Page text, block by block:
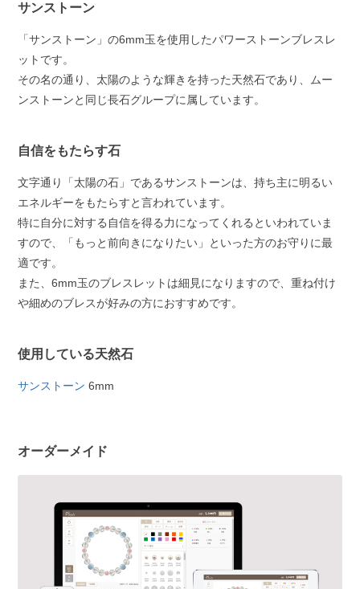
サンストーン
「サンストーン」の6mm玉を使用したパワーストーンブレスレ
ットです。
その名の通り、太陽のような輝きを持った天然石であり、ムー
ンストーンと同じ長石グループに属しています。
自信をもたらす石
文字通り「太陽の石」であるサンストーンは、持ち主に明るい
エネルギーをもたらすと言われています。
特に自分に対する自信を得る力になってくれるといわれていま
すので、「もっと前向きになりたい」といった方のお守りに最
適です。
また、6mm玉のブレスレットは細見になりますので、重ね付け
や細めのブレスが好みの方におすすめです。
使用している天然石
サンストーン 6mm
オーダーメイド